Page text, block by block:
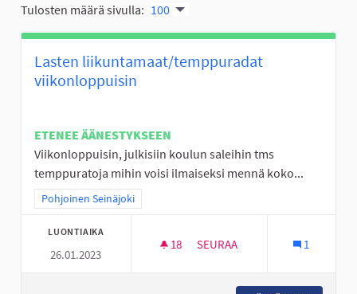
Tulosten määrä sivulla: 100
Lasten liikuntamaat/temppuradat
viikonloppuisin
ETENEE ÄÄNESTYKSEEN
Viikonloppuisin, julkisiin koulun saleihin tms
temppuratoja mihin voisi ilmaiseksi mennä koko...
Rajaa tulokset teeman mukaan: Pohjoinen Seinäjoki
Pohjoinen Seinäjoki
LUONTIAIKA
26.01.2023
18 18 SEURAAJAA
SEURAA 1